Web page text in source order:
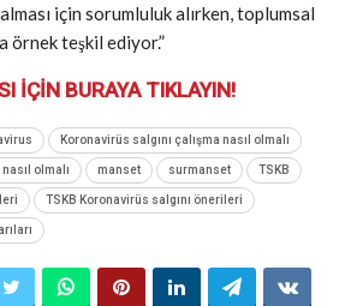
için sorumluluk alırken, toplumsal
örnek teşkil ediyor.”
İÇİN BURAYA TIKLAYIN!
Koronavirüs salgını çalışma nasıl olmalı
olmalı manset surmanset TSKB
TSKB Koronavirüs salgını önerileri